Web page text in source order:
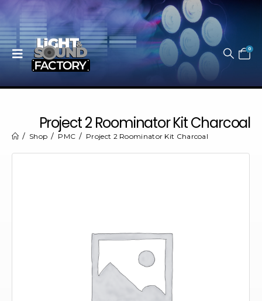
0
Project 2 Roominator Kit Charcoal
Shop PMC Project 2 Roominator Kit Charcoal